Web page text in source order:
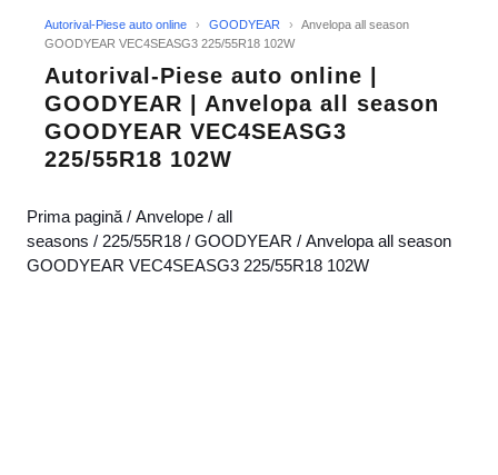
Autorival-Piese auto online › GOODYEAR ›
Anvelopa all season
GOODYEAR VEC4SEASG3 225/55R18 102W
Autorival-Piese auto online |
GOODYEAR | Anvelopa all season
GOODYEAR VEC4SEASG3
225/55R18 102W
Prima pagină / Anvelope / all
seasons / 225/55R18 / GOODYEAR / Anvelopa all season
GOODYEAR VEC4SEASG3 225/55R18 102W